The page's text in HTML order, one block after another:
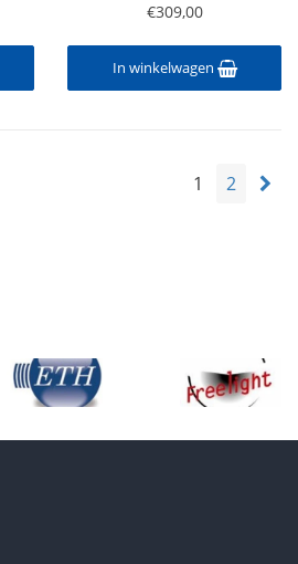
€309,00
In winkelwagen
1 2